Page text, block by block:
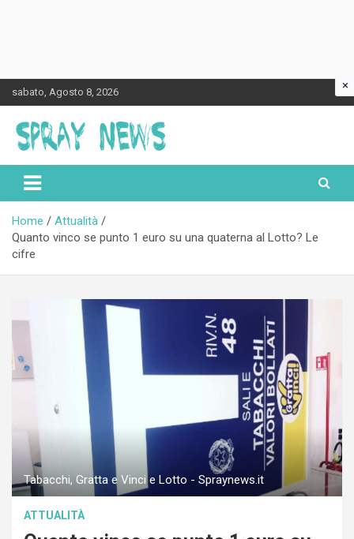
to
content
sabato, Agosto 8, 2026
Spraynews.it
Home
Attualità
Quanto vinco se punto 1 euro su una quaterna al Lotto? Le
cifre
Tabacchi, Gratta e Vinci e Lotto - Spraynews.it
ATTUALITÀ
×